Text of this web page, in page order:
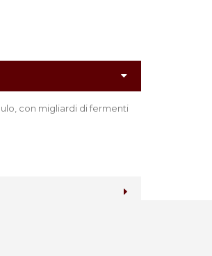
con migliardi di fermenti